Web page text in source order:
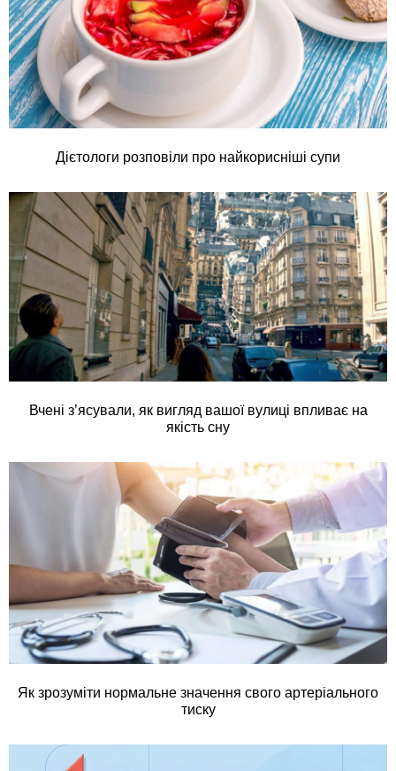
Дієтологи розповіли про найкорисніші супи
Вчені з’ясували, як вигляд вашої вулиці впливає на
якість сну
Як зрозуміти нормальне значення свого артеріального
тиску